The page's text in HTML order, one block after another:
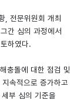
, 전문위원회 개최
간 심의 과정에서
하였다.
충돌에 대한 점검 및
속적으로 증가하고
부 심의 기준을